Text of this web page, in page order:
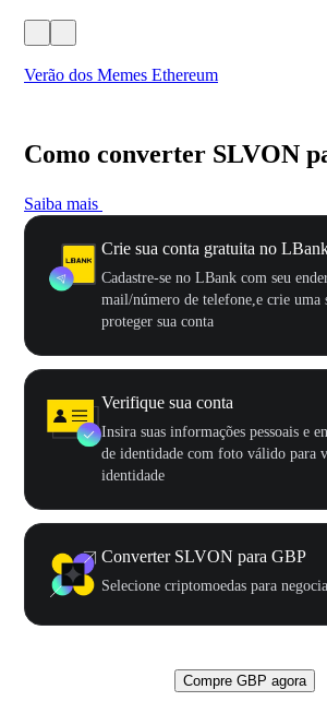
Verão dos Memes Ethereum
Como converter SLVON
Saiba mais
Crie sua conta gratuita no
Cadastre-se no LBank com seu
mail/número de telefone,e crie uma
proteger sua conta
Verifique sua conta
Insira suas informações pessoais e
de identidade com foto válido para
identidade
Converter SLVON para GBP
Selecione criptomoedas para
Compre GBP agora